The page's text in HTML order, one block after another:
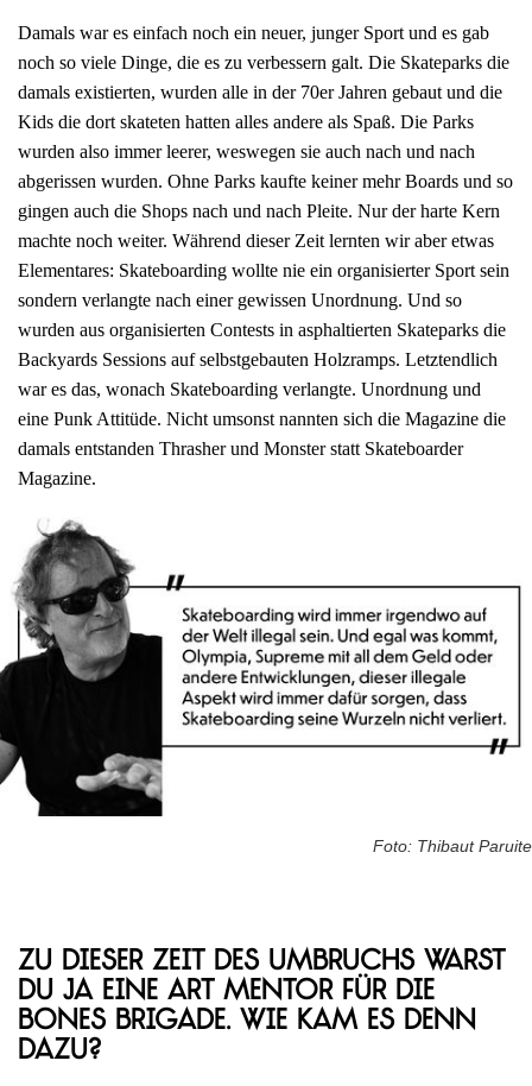
Damals war es einfach noch ein neuer, junger Sport und es gab
noch so viele Dinge, die es zu verbessern galt. Die Skateparks die
damals existierten, wurden alle in der 70er Jahren gebaut und die
Kids die dort skateten hatten alles andere als Spaß. Die Parks
wurden also immer leerer, weswegen sie auch nach und nach
abgerissen wurden. Ohne Parks kaufte keiner mehr Boards und so
gingen auch die Shops nach und nach Pleite. Nur der harte Kern
machte noch weiter. Während dieser Zeit lernten wir aber etwas
Elementares: Skateboarding wollte nie ein organisierter Sport sein
sondern verlangte nach einer gewissen Unordnung. Und so
wurden aus organisierten Contests in asphaltierten Skateparks die
Backyards Sessions auf selbstgebauten Holzramps. Letztendlich
war es das, wonach Skateboarding verlangte. Unordnung und
eine Punk Attitüde. Nicht umsonst nannten sich die Magazine die
damals entstanden Thrasher und Monster statt Skateboarder
Magazine.
Foto: Thibaut Paruite
Zu dieser Zeit des Umbruchs warst
du ja eine Art Mentor für die
Bones Brigade. Wie kam es denn
dazu?